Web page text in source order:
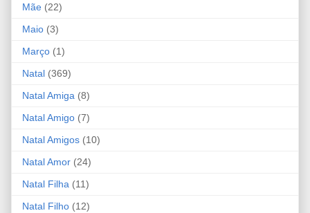
Mãe (22)
Maio (3)
Março (1)
Natal (369)
Natal Amiga (8)
Natal Amigo (7)
Natal Amigos (10)
Natal Amor (24)
Natal Filha (11)
Natal Filho (12)